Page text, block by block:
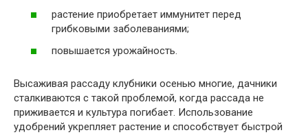
растение приобретает иммунитет перед
грибковыми заболеваниями;
повышается урожайность.
Высаживая рассаду клубники осенью многие, дачники
сталкиваются с такой проблемой, когда рассада не
приживается и культура погибает. Использование
удобрений укрепляет растение и способствует быстрой